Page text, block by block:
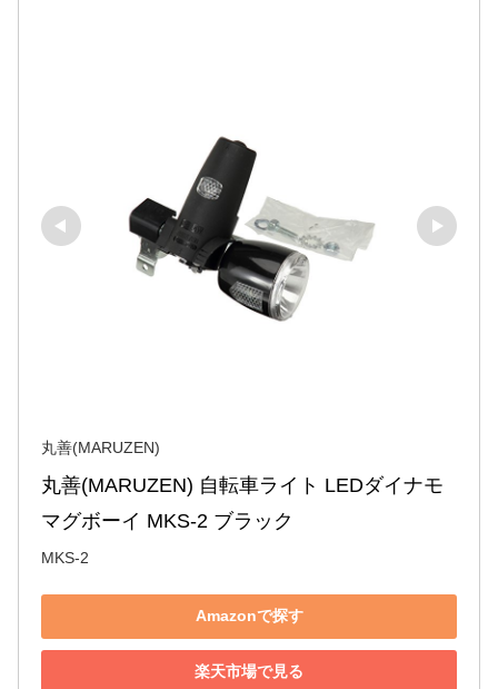
丸善(MARUZEN)
丸善(MARUZEN) 自転車ライト LEDダイナモ
マグボーイ MKS-2 ブラック
MKS-2
Amazonで探す
楽天市場で見る